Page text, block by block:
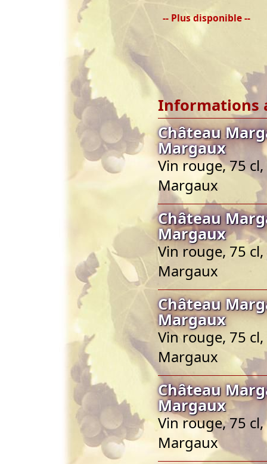
-- Plus disponible --
Informations
Château
Margaux
Vin rouge, 75
Margaux
Château
Margaux
Vin rouge, 75
Margaux
Château
Margaux
Vin rouge, 75
Margaux
Château
Margaux
Vin rouge, 75
Margaux